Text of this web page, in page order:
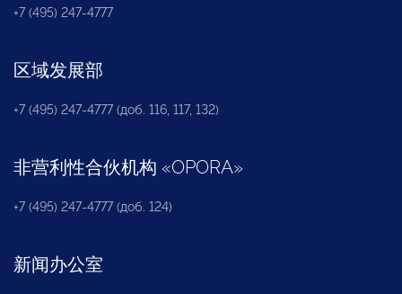
+7 (495) 247-4777
区域发展部
+7 (495) 247-4777 (доб. 116, 117, 132)
非营利性合伙机构 «OPORA»
+7 (495) 247-4777 (доб. 124)
新闻办公室